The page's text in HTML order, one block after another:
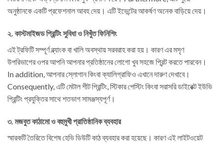
অনুষ্ঠানকে একটি প্রফেশনাল আবহ দেয়। এটি ইভেন্টের আকর্ষণ অনেক বাড়িয়ে দেয়।
২. কাস্টমাইজড প্রিন্টিং সুবিধা ও নিখুঁত ফিনিশিং
এই ট্রফিটি সম্পূর্ণ ব্ল্যাংক বা খালি অবস্থায় সরবরাহ করা হয়। কারণ এর মসৃণ
উপরিভাগের ওপর আপনি আপনার প্রতিষ্ঠানের লোগো খুব সহজে প্রিন্ট করতে পারবেন।
In addition, আপনার স্লোগান কিংবা ক্যালিগ্রাফিও এখানে দারুণ দেখাবে।
Consequently, এটি মেটাল শীট প্রিন্টিং, স্টিকার পেস্টিং কিংবা সরাসরি ডাইরেক্ট ইউভি
প্রিন্টিং প্রযুক্তির সাথে শতভাগ সামঞ্জস্যপূর্ণ।
৩. মজবুত কাঠামো ও বহুমুখী প্রাতিষ্ঠানিক ব্যবহার
স্মারকটি তৈরিতে বিশেষ হেভি ডিউটি কাঠ ব্যবহার করা হয়েছে। কারণ এই লাইটওয়েট